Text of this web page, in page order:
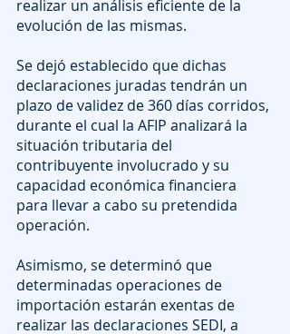
realizar un análisis eficiente de la
evolución de las mismas.
Se dejó establecido que dichas
declaraciones juradas tendrán un
plazo de validez de 360 días corridos,
durante el cual la AFIP analizará la
situación tributaria del
contribuyente involucrado y su
capacidad económica financiera
para llevar a cabo su pretendida
operación.
Asimismo, se determinó que
determinadas operaciones de
importación estarán exentas de
realizar las declaraciones SEDI, a